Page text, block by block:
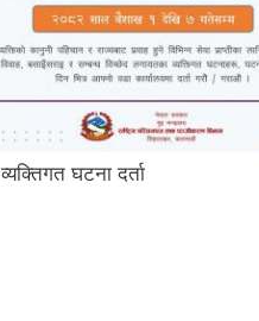
व्यक्तिगत घटना दर्ता